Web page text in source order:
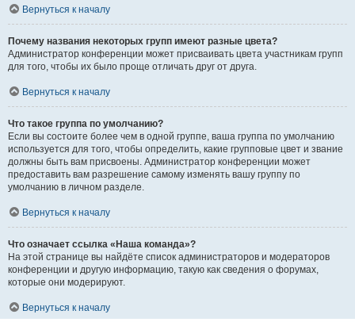
Вернуться к началу
Почему названия некоторых групп имеют разные цвета?
Администратор конференции может присваивать цвета участникам групп
для того, чтобы их было проще отличать друг от друга.
Вернуться к началу
Что такое группа по умолчанию?
Если вы состоите более чем в одной группе, ваша группа по умолчанию
используется для того, чтобы определить, какие групповые цвет и звание
должны быть вам присвоены. Администратор конференции может
предоставить вам разрешение самому изменять вашу группу по
умолчанию в личном разделе.
Вернуться к началу
Что означает ссылка «Наша команда»?
На этой странице вы найдёте список администраторов и модераторов
конференции и другую информацию, такую как сведения о форумах,
которые они модерируют.
Вернуться к началу